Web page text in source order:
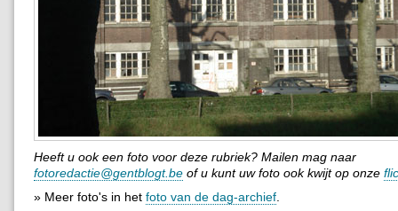
Heeft u ook een foto voor deze rubriek? Mailen mag naar
fotoredactie@gentblogt.be of u kunt uw foto ook kwijt op onze
» Meer foto's in het foto van de dag-archief